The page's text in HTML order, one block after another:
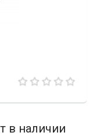
в наличии